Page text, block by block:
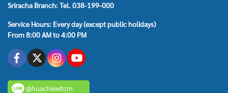
Sriracha Branch: Tel. 038-199-000
Service Hours: Every day (except public holidays)
From 8:00 AM to 4:00 PM
@huachiewtcm